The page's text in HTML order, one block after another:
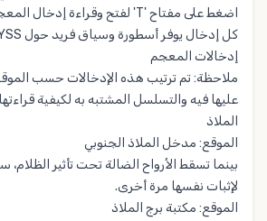
اضغط على مفتاح 'T' لفتح وقراءة إدخال المعجم
كل إدخال يوفر أسطورة وسياق فريد حول ATLYSS وعالمها
إدخالات المعجم
ملاحظة: تم ترتيب هذه الإدخالات حسب
عليها فيه والتسلسل المشتبه به لكيفية
الملاذ
الموقع: مدخل الملاذ الجنوبي
بينما تسقط الأرواح الضالة تحت تأثير
لإثبات نفسها مرة أخرى.
الموقع: مكتبة برج الملاذ